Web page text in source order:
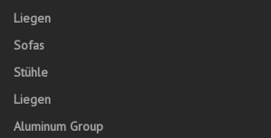
Liegen
Sofas
Stühle
Liegen
Aluminum Group